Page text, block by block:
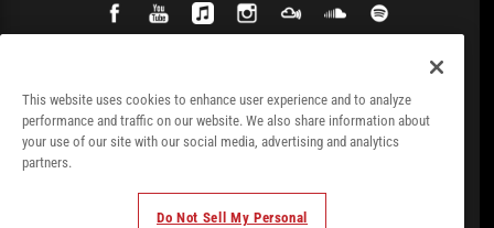
This website uses cookies to enhance user experience and to analyze
performance and traffic on our website. We also share information about
your use of our site with our social media, advertising and analytics
partners.
Do Not Sell My Personal